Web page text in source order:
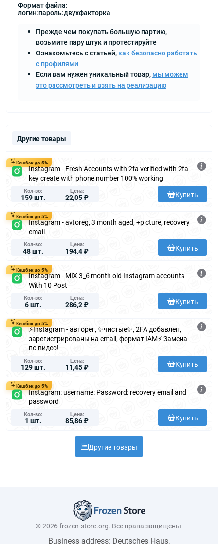
Формат файла:
логин:пароль:двухфакторка
Прежде чем покупать большую партию,
возьмите пару штук и протестируйте
Ознакомьтесь с статьей, как безопасно работать
с профилями
Если вам нужен уникальный товар, мы можем
это рассмотреть и взять на реализацию
Другие товары
Кешбэк до 5%
Instagram - Fresh Accounts with 2fa verified with 2fa
key create with phone number 100% working
Кол-во
159 шт.
Цена
22,05 ₽ Купить
Кешбэк до 5%
Instagram - avtoreg, 3 month aged, +picture, recovery
email
Кол-во
48 шт.
Цена
194,4 ₽ Купить
Кешбэк до 5%
Instagram - MIX 3_6 month old Instagram accounts
With 10 Post
Кол-во
6 шт.
Цена
286,2 ₽ Купить
Кешбэк до 5%
⚡️Instagram - авторег, ✨чистые✨, 2FA добавлен,
зарегистрированы на email, формат IAM⚡️ Замена
по видео!
Кол-во
129 шт.
Цена
11,45 ₽ Купить
Кешбэк до 5%
Instagram: username: Password: recovery email and
password
Кол-во
1 шт.
Цена
85,86 ₽ Купить
Другие товары
© 2026 frozen-store.org. Все права защищены.
Business address: Deutsches Haus,